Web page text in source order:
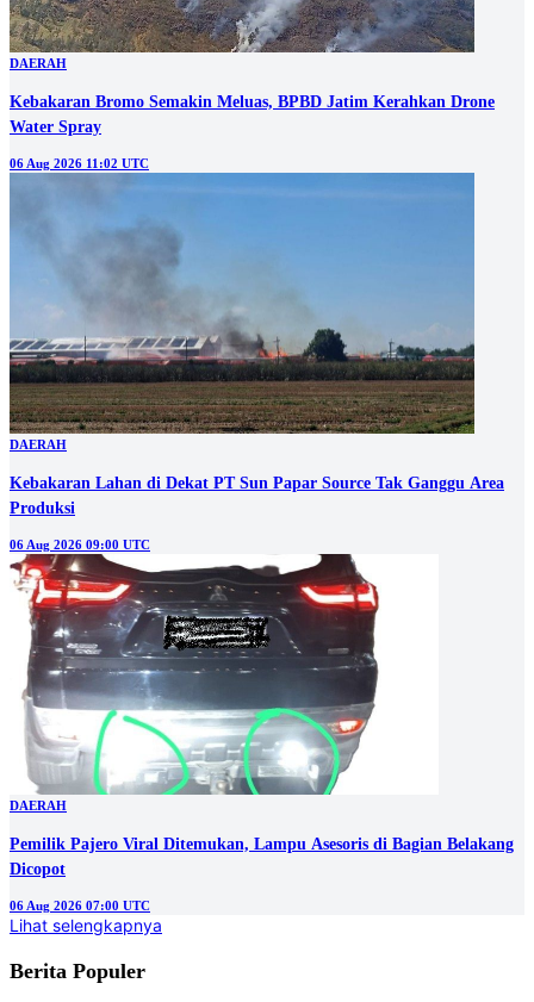
DAERAH
Kebakaran Bromo Semakin Meluas, BPBD Jatim Kerahkan Drone
Water Spray
06 Aug 2026 11:02 UTC
DAERAH
Kebakaran Lahan di Dekat PT Sun Papar Source Tak Ganggu Area
Produksi
06 Aug 2026 09:00 UTC
DAERAH
Pemilik Pajero Viral Ditemukan, Lampu Asesoris di Bagian Belakang
Dicopot
06 Aug 2026 07:00 UTC
Lihat selengkapnya
Berita Populer